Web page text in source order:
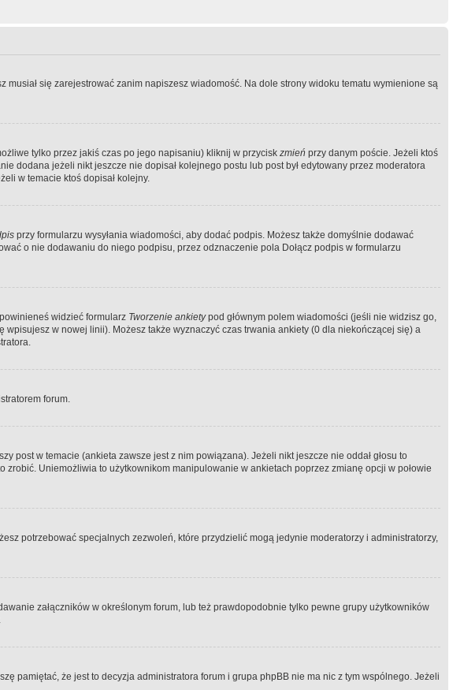
się zarejestrować zanim napiszesz wiadomość. Na dole strony widoku tematu wymienione są
tylko przez jakiś czas po jego napisaniu) kliknij w przycisk zmień przy danym poście. Jeżeli ktoś
dodana jeżeli nikt jeszcze nie dopisał kolejnego postu lub post był edytowany przez moderatora
w temacie ktoś dopisał kolejny.
przy formularzu wysyłania wiadomości, aby dodać podpis. Możesz także domyślnie dodawać
o nie dodawaniu do niego podpisu, przez odznaczenie pola Dołącz podpis w formularzu
widzieć formularz Tworzenie ankietypod głównym polem wiadomości (jeśli nie widzisz go,
w nowej linii). Możesz także wyznaczyć czas trwania ankiety (0 dla niekończącej się) a
forum.
post w temacie (ankieta zawsze jest z nim powiązana). Jeżeli nikt jeszcze nie oddał głosu to
Uniemożliwia to użytkownikom manipulowanie w ankietach poprzez zmianę opcji w połowie
potrzebować specjalnych zezwoleń, które przydzielić mogą jedynie moderatorzy i administratorzy,
załączników w określonym forum, lub też prawdopodobnie tylko pewne grupy użytkowników
pamiętać, że jest to decyzja administratora forum i grupa phpBB nie ma nic z tym wspólnego. Jeżeli